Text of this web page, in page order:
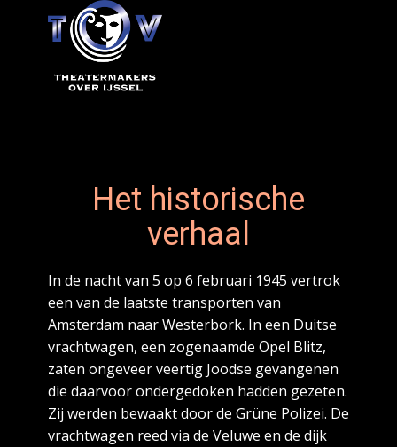
Het historische
verhaal
In de nacht van 5 op 6 februari 1945 vertrok
een van de laatste transporten van
Amsterdam naar Westerbork. In een Duitse
vrachtwagen, een zogenaamde Opel Blitz,
zaten ongeveer veertig Joodse gevangenen
die daarvoor ondergedoken hadden gezeten.
Zij werden bewaakt door de Grüne Polizei. De
vrachtwagen reed via de Veluwe en de dijk